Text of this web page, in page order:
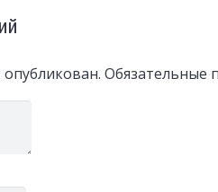
Обязательные